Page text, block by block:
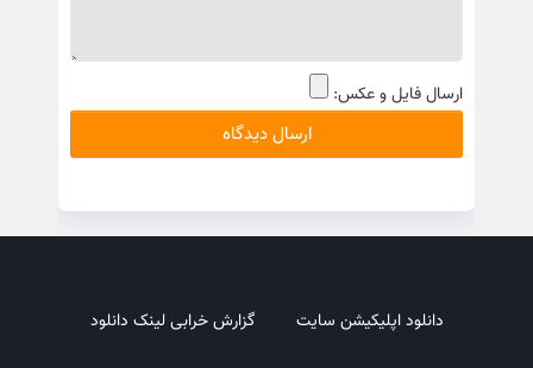
ارسال فایل و عکس:
دانلود اپلیکیشن سایت گزارش خرابی لینک دانلود